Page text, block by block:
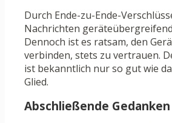
Durch Ende-zu-Ende-
Nachrichten
Dennoch ist es ratsam, den
verbinden, stets zu vertrauen.
ist bekanntlich nur so gut wie
Glied.
Abschließende Gedanken